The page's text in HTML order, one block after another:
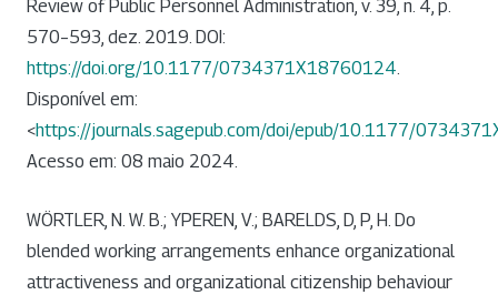
Review of Public Personnel Administration, v. 39, n. 4, p.
570–593, dez. 2019. DOI:
https://doi.org/10.1177/0734371X18760124.
Disponível em:
<https://journals.sagepub.com/doi/epub/10.1177/
Acesso em: 08 maio 2024.
WÖRTLER, N. W. B.; YPEREN, V.; BARELDS, D, P, H. Do
blended working arrangements enhance organizational
attractiveness and organizational citizenship behaviour